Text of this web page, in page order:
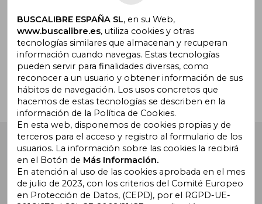
¿Necesitas ayuda?
Ir a Centro de Soporte
Buscalibre España . Calle Energía, 65, Nave 3 (08940),
Cornellà de Llobregat, Barcelona. Derechos Reservados.
BUSCALIBRE ESPAÑA SL, en su Web,
www.buscalibre.es, utiliza cookies y otras
tecnologías similares que almacenan y recuperan
información cuando navegas. Estas tecnologías
pueden servir para finalidades diversas, como
reconocer a un usuario y obtener información de sus
hábitos de navegación. Los usos concretos que
hacemos de estas tecnologías se describen en la
información de la Política de Cookies.
En esta web, disponemos de cookies propias y de
terceros para el acceso y registro al formulario de los
usuarios. La información sobre las cookies la recibirá
en el Botón de Más Información.
En atención al uso de las cookies aprobada en el mes
de julio de 2023, con los criterios del Comité Europeo
en Protección de Datos, (CEPD), por el RGPD-UE-